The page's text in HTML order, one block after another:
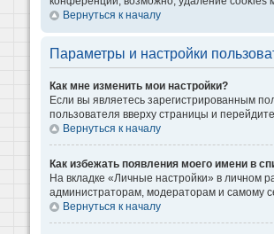
Вернуться к началу
Параметры и настройки
Как мне изменить мои настройки?
Если вы являетесь зарегистрированным
пользователя вверху страницы и
Вернуться к началу
Как избежать появления моего имени в
На вкладке «Личные настройки» в личном
администраторам, модераторам и самому
Вернуться к началу